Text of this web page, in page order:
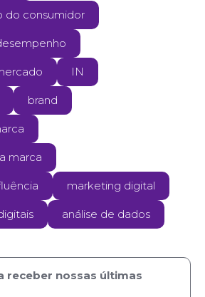
do consumidor
IN
brand
marca
marketing digital
análise de dados
receber nossas últimas